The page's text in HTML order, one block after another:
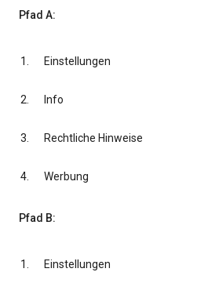
Pfad A:
Einstellungen
Info
Rechtliche Hinweise
Werbung
Pfad B:
Einstellungen